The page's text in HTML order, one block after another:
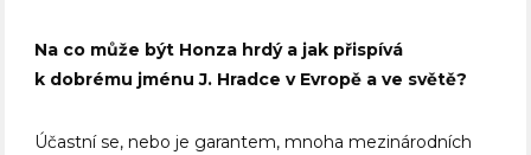
Na co může být Honza hrdý a jak přispívá
k dobrému jménu J. Hradce v Evropě a ve světě?
Účastní se, nebo je garantem, mnoha mezinárodních